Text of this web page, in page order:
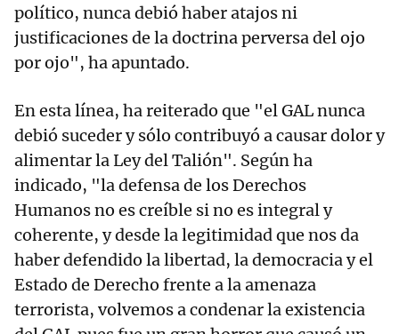
político, nunca debió haber atajos ni
justificaciones de la doctrina perversa del ojo
por ojo", ha apuntado.
En esta línea, ha reiterado que "el GAL nunca
debió suceder y sólo contribuyó a causar dolor y
alimentar la Ley del Talión". Según ha
indicado, "la defensa de los Derechos
Humanos no es creíble si no es integral y
coherente, y desde la legitimidad que nos da
haber defendido la libertad, la democracia y el
Estado de Derecho frente a la amenaza
terrorista, volvemos a condenar la existencia